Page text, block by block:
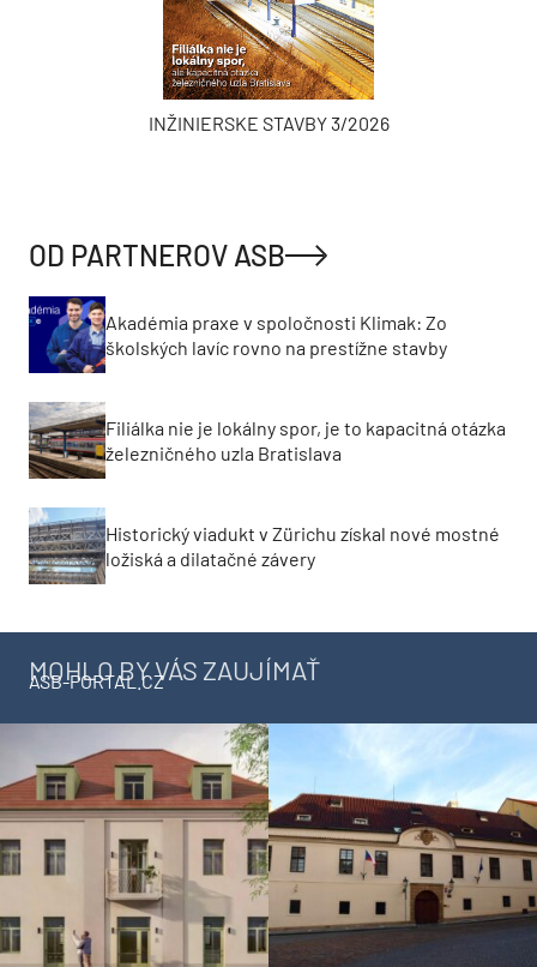
INŽINIERSKE STAVBY 3/2026
OD PARTNEROV ASB
Akadémia praxe v spoločnosti Klimak: Zo
školských lavíc rovno na prestížne stavby
Filiálka nie je lokálny spor, je to kapacitná otázka
železničného uzla Bratislava
Historický viadukt v Zürichu získal nové mostné
ložiská a dilatačné závery
MOHLO BY VÁS ZAUJÍMAŤ
ASB-PORTAL.CZ